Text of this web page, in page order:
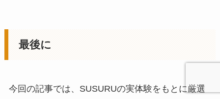
最後に
今回の記事では、SUSURUの実体験をもとに厳選